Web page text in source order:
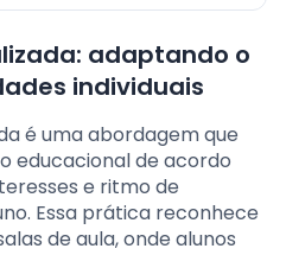
adaptando o
individuais
é uma abordagem que
educacional de acordo
e ritmo de
Essa prática reconhece
de aula, onde alunos